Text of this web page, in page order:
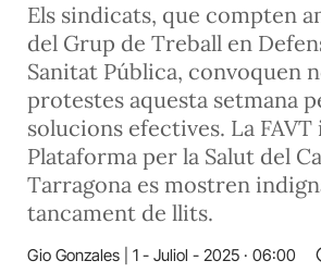
Els sindicats, que compten
del Grup de Treball en
Sanitat Pública, convoquen
protestes aquesta setmana
solucions efectives. La FAVT
Plataforma per la Salut del
Tarragona es mostren
tancament de llits.
Gio Gonzales 1 - Juliol - 2025 · 06:00